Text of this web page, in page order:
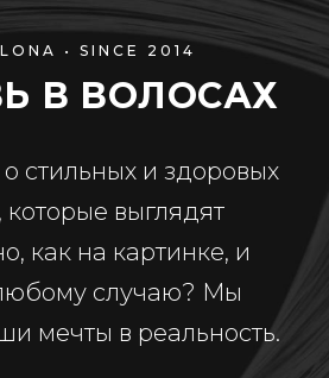
• SINCE 2014
В ВОЛОСАХ
стильных и здоровых
которые выглядят
как на картинке, и
случаю? Мы
мечты в реальность.